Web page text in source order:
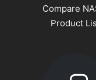
Compare
Product